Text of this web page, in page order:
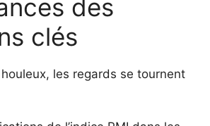
des
clés
les regards se tournent